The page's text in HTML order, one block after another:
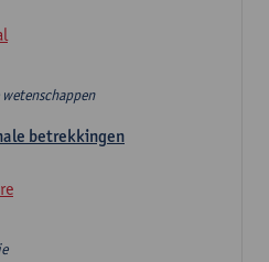
betrekkingen